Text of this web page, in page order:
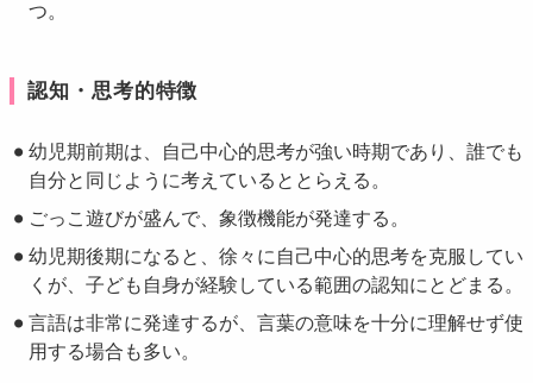
つ。
認知・思考的特徴
幼児期前期は、自己中心的思考が強い時期であり、誰でも
自分と同じように考えているととらえる。
ごっこ遊びが盛んで、象徴機能が発達する。
幼児期後期になると、徐々に自己中心的思考を克服してい
くが、子ども自身が経験している範囲の認知にとどまる。
言語は非常に発達するが、言葉の意味を十分に理解せず使
用する場合も多い。